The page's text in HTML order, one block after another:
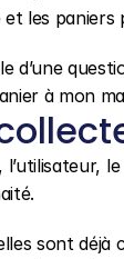
les
d’une
à mon
sont